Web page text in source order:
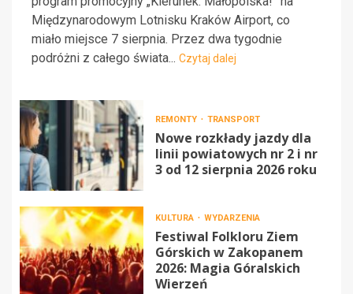
Międzynarodowym Lotnisku Kraków Airport, co
miało miejsce 7 sierpnia. Przez dwa tygodnie
podróżni z całego świata... Czytaj dalej
REMONTY TRANSPORT
Nowe rozkłady jazdy dla
linii powiatowych nr 2 i nr
3 od 12 sierpnia 2026 roku
KULTURA WYDARZENIA
Festiwal Folkloru Ziem
Górskich w Zakopanem
2026: Magia Góralskich
Wierzeń